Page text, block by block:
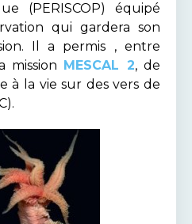
(PERISCOP) équipé
qui gardera son
Il a permis , entre
mission MESCAL 2, de
à la vie sur des vers de